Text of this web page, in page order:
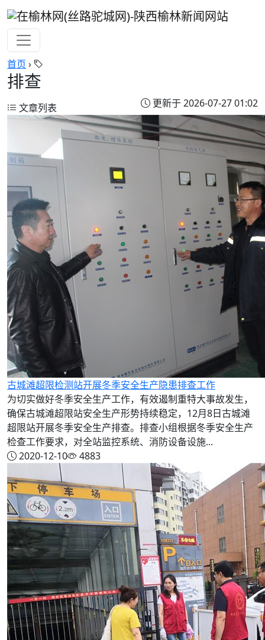
首页 ›
排查
更新于 2026-07-27 01:02
文章列表
古城滩超限检测站开展冬季安全生产隐患排查工作
为切实做好冬季安全生产工作，有效遏制重特大事故发生，
确保古城滩超限站安全生产形势持续稳定，12月8日古城滩
超限站开展冬季安全生产排查。排查小组根据冬季安全生产
检查工作要求，对全站监控系统、消防设备设施...
2020-12-10
4883